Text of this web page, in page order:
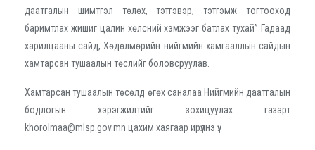
даатгалын шимтгэл төлөх, тэтгэвэр, тэтгэмж тогтооход
баримтлах жишиг цалин хөлсний хэмжээг батлах тухай” Гадаад
харилцааны сайд, Хөдөлмөрийн нийгмийн хамгааллын сайдын
хамтарсан тушаалын төслийг боловсруулав.
Хамтарсан тушаалын төсөлд өгөх саналаа Нийгмийн даатгалын
бодлогын хэрэгжилтийг зохицуулах газарт
khorolmaa@mlsp.gov.mn цахим хаягаар ирүүлнэ үү.